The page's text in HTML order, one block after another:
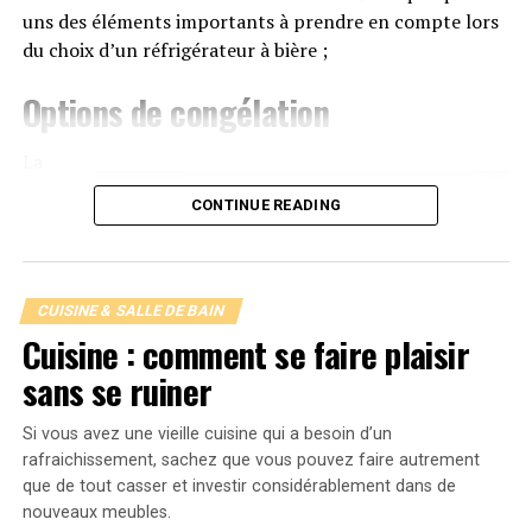
plantes
Le retour aux matériaux naturels est aussi très
chaleur naturelle et un aspect organique à la salle de
également à améliorer la qualité de l’air.
Plan de travail en bois brut
Étagères en chêne clair
Pots de fleurs suspendus
Finitions métalliques
Lesfinitions métalliquesfont un grand retour,
notamment les robinets et les poignées de porte dorés
ou en cuivre. Unmitigeur doucheen finition dorée peut
ajouter une touche luxueuse à votre salle de bain tout en
uns des éléments importants à prendre en compte lors
du choix d’un réfrigérateur à bière ;
Options de congélation
CONTINUE READING
CUISINE & SALLE DE BAIN
Cuisine : comment se faire plaisir
sans se ruiner
Si vous avez une vieille cuisine qui a besoin d’un
rafraichissement, sachez que vous pouvez faire autrement
que de tout casser et investir considérablement dans de
nouveaux meubles.